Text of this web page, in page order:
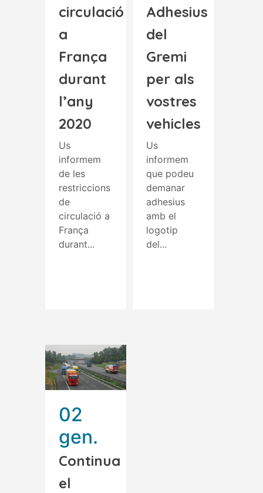
circulació
a
França
durant
l’any
2020
Us
informem
de les
restriccions
de
circulació a
França
durant...
Adhesius
del
Gremi
per als
vostres
vehicles
Us
informem
que podeu
demanar
adhesius
amb el
logotip
del...
02
gen.
Continua
el